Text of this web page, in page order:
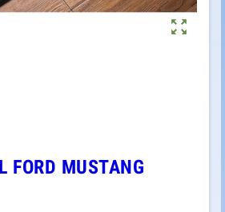

FORD MUSTANG